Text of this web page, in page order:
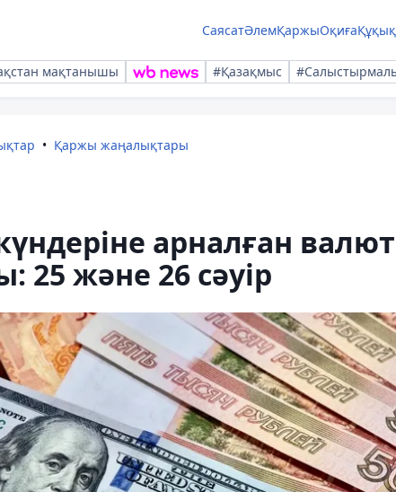
СаясатӘлемҚаржыОқиғаҚұқық
мақтанышы #Қазақмыс
Қаржы жаңалықтары
арналған
25 және 26 сәуір